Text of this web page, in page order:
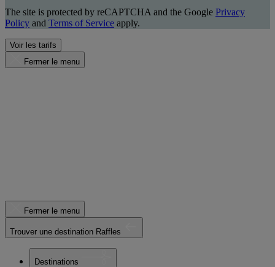
The site is protected by reCAPTCHA and the Google Privacy
Policy and Terms of Service apply.
Voir les tarifs
Fermer le menu
Fermer le menu
Trouver une destination Raffles
Destinations